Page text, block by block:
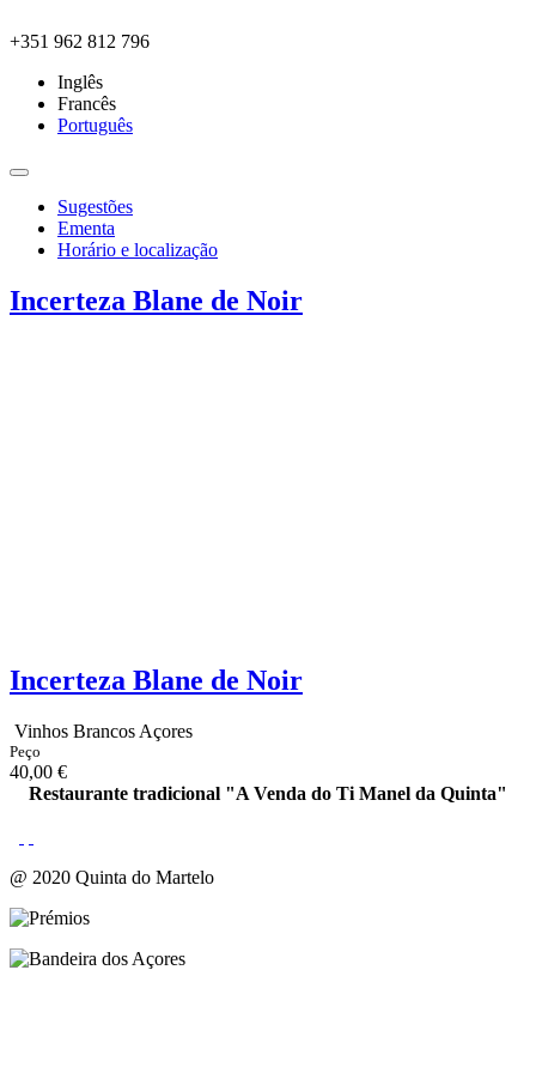
+351 962 812 796
Inglês
Francês
Português
Sugestões
Ementa
Horário e localização
Incerteza Blane de Noir
Incerteza Blane de Noir
Vinhos Brancos Açores
Peço
40,00 €
Restaurante tradicional "A Venda do Ti Manel da Quinta"
@ 2020 Quinta do Martelo